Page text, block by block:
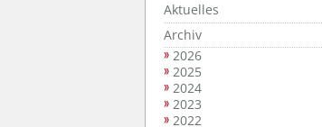
Aktuelles
Archiv
2026
2025
2024
2023
2022